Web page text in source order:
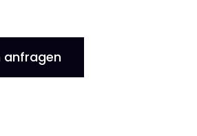
anfragen